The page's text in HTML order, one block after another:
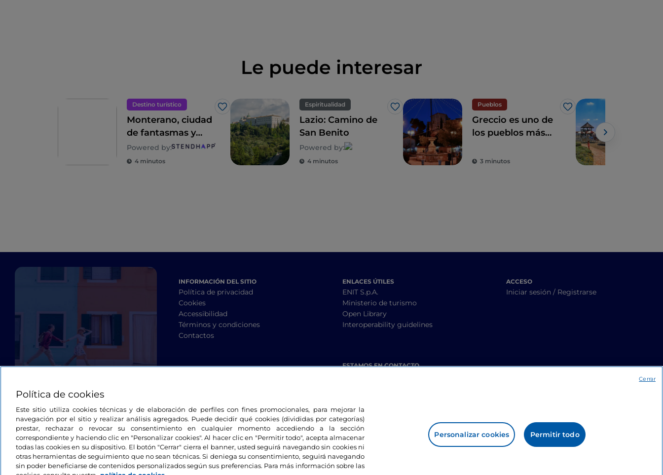
Le puede interesar
Destino turístico
Me gusta
Monterano, ciudad
de fantasmas y
celuloide
Powered by:
4 minutos
Espiritualidad
Me gusta
Lazio: Camino de
San Benito
Powered by:
4 minutos
Pueblos
Me gusta
Greccio es uno de
los pueblos más
aquí tenéis 5
3 minutos
INFORMACIÓN DEL SITIO
Política de privacidad
Cookies
Accessibilidad
Términos y condiciones
Contactos
ENLACES ÚTILES
ENIT S.p.A.
Ministerio de turismo
Open Library
Interoperability guidelines
ESTAMOS EN CONTACTO
ACCESO
Iniciar sesión / Registrarse
Política de cookies
Este sitio utiliza cookies técnicas y de elaboración de perfiles con fines promocionales, para mejorar la
navegación por el sitio y realizar análisis agregados. Puede decidir qué cookies (divididas por categorías)
prestar, rechazar o revocar su consentimiento en cualquier momento accediendo a la sección
correspondiente y haciendo clic en "Personalizar cookies". Al hacer clic en "Permitir todo", acepta almacenar
todas las cookies en su dispositivo. El botón "Cerrar" cierra el banner, usted seguirá navegando sin cookies ni
otras herramientas de seguimiento que no sean técnicas. Si deniega su consentimiento, seguirá navegando
sin poder beneficiarse de contenidos personalizados según sus preferencias. Para más información sobre las
Personalizar cookies Permitir todo
Cerrar